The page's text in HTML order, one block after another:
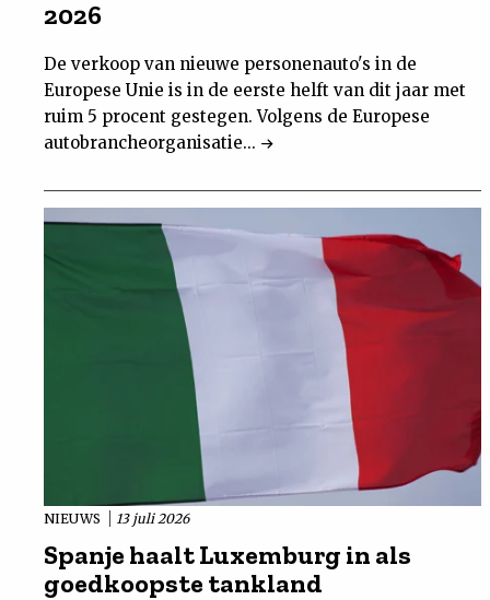
2026
De verkoop van nieuwe personenauto's in de
Europese Unie is in de eerste helft van dit jaar met
ruim 5 procent gestegen. Volgens de Europese
autobrancheorganisatie...
NIEUWS 13 juli 2026
Spanje haalt Luxemburg in als
goedkoopste tankland